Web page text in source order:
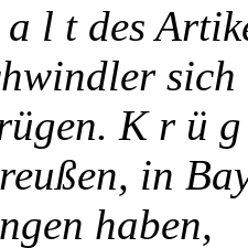
a l t des
K r ü
in
haben,